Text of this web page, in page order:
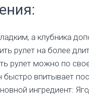
а клубника
рулет на более
рулет можно по
быстро впитывает
ингредиент: